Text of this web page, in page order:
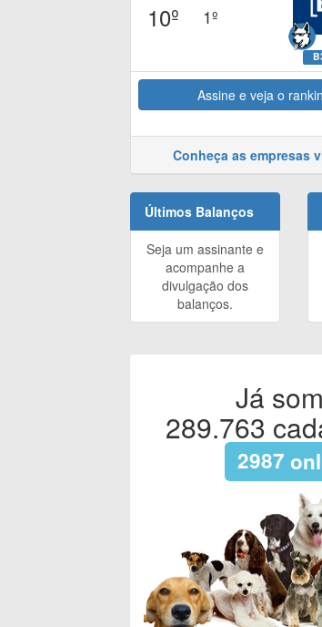
10º 1º
Assine e veja o
Conheça as empresas
Últimos Balanços
Seja um assinante e
acompanhe a
divulgação dos
balanços.
Já
289.763
2987